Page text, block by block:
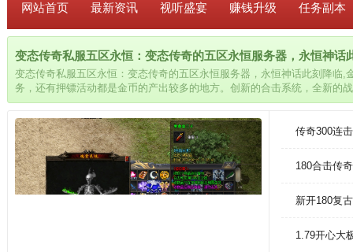
网站首页 最新资讯 视听盛宴 赚钱升级 任务副本
变态传奇私服五区永恒：变态传奇的五区永恒服务器，永恒神话
变态传奇私服五区永恒：变态传奇的五区永恒服务器，永恒神话此刻降临,
务，还有押镖活动都是金币的产出较多的地方。创新的合击系统，全新的
走位，疯狂的输出，法师在PK中必须掌握“风筝”打法的要领，特别是碰到
业。
传奇300连
180合击传
新开180复
1.79开心大